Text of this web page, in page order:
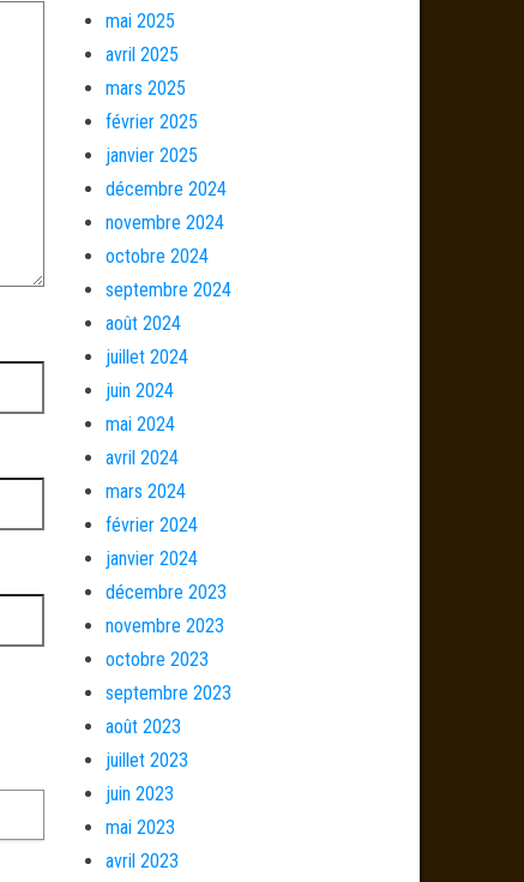
mai 2025
avril 2025
mars 2025
février 2025
janvier 2025
décembre 2024
novembre 2024
octobre 2024
septembre 2024
août 2024
juillet 2024
juin 2024
mai 2024
avril 2024
mars 2024
février 2024
janvier 2024
décembre 2023
novembre 2023
octobre 2023
septembre 2023
août 2023
juillet 2023
juin 2023
mai 2023
avril 2023